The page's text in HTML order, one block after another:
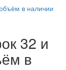
в наличии
32 и
в